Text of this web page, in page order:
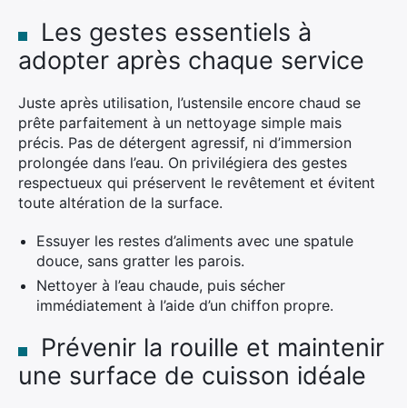
Les gestes essentiels à
adopter après chaque service
Juste après utilisation, l’ustensile encore chaud se
prête parfaitement à un nettoyage simple mais
précis. Pas de détergent agressif, ni d’immersion
prolongée dans l’eau. On privilégiera des gestes
respectueux qui préservent le revêtement et évitent
toute altération de la surface.
Essuyer les restes d’aliments avec une spatule
douce, sans gratter les parois.
Nettoyer à l’eau chaude, puis sécher
immédiatement à l’aide d’un chiffon propre.
Prévenir la rouille et maintenir
une surface de cuisson idéale